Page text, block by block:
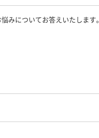
みについてお答えいたします。